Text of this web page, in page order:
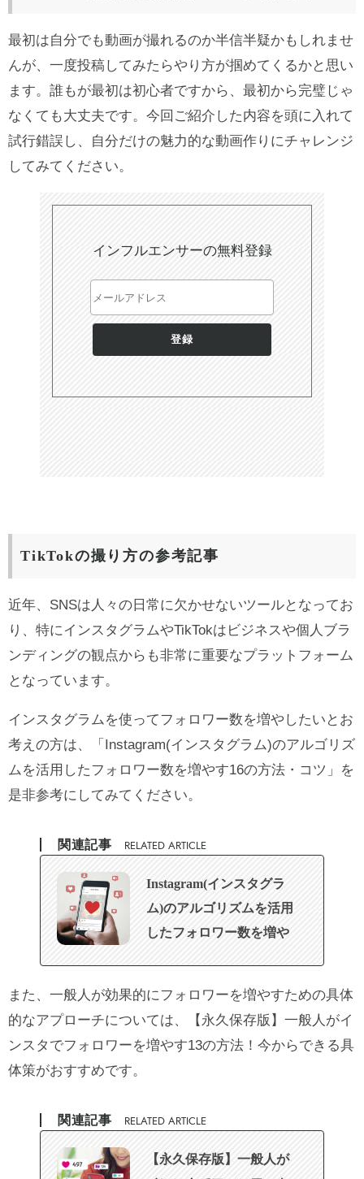
最初は自分でも動画が撮れるのか半信半疑かもしれませ
んが、一度投稿してみたらやり方が掴めてくるかと思い
ます。誰もが最初は初心者ですから、最初から完璧じゃ
なくても大丈夫です。今回ご紹介した内容を頭に入れて
試行錯誤し、自分だけの魅力的な動画作りにチャレンジ
してみてください。
TikTokの撮り方の参考記事
近年、SNSは人々の日常に欠かせないツールとなってお
り、特にインスタグラムやTikTokはビジネスや個人ブラ
ンディングの観点からも非常に重要なプラットフォーム
となっています。
インスタグラムを使ってフォロワー数を増やしたいとお
考えの方は、
「Instagram(インスタグラム)のアルゴリズ
ムを活用したフォロワー数を増やす16の方法・コツ」
を
是非参考にしてみてください。
関連記事 RELATED ARTICLE
Instagram(インスタグラ
ム)のアルゴリズムを活用
したフォロワー数を増や
また、一般人が効果的にフォロワーを増やすための具体
的なアプローチについては、
【永久保存版】一般人がイ
ンスタでフォロワーを増やす13の方法！今からできる具
体策がおすすめです。
関連記事 RELATED ARTICLE
【永久保存版】一般人が